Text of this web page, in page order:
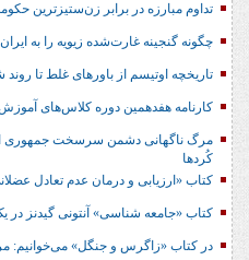
تداوم مبارزه در برابر زن‌ستیزترین
چگونه گنجینه غارت‌شده زیویه را به
تاریخچه اوتیسم از باورهای غلط تا
کارنامه هفدهمین دوره کلاس‌های
مرگ ناگهانی دشمن سرسخت جمهوری
کُردها
کتاب «ارزیابی و درمان عدم تعادل
کتاب «جامعه شناسی» آنتونی گیدنز در
در کتاب «زاگرس و جنگل»